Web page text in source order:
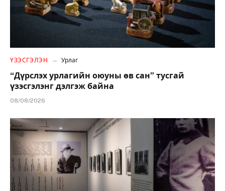
ҮЗЭСГЭЛЭН Урлаг
“Дүрслэх урлагийн оюуны өв сан” тусгай
үзэсгэлэнг дэлгэж байна
08/08/2026